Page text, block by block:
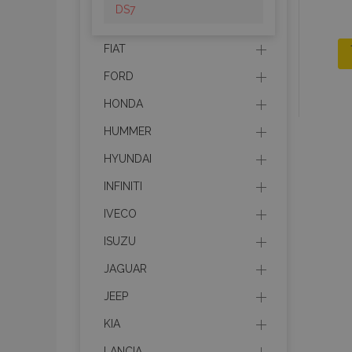
DS7
FIAT
FORD
HONDA
HUMMER
HYUNDAI
INFINITI
IVECO
ISUZU
JAGUAR
JEEP
KIA